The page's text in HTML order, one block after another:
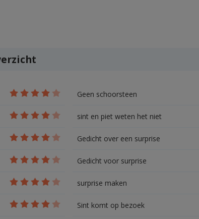
Geen schoorsteen
sint en piet weten het niet
Gedicht over een surprise
Gedicht voor surprise
surprise maken
Sint komt op bezoek